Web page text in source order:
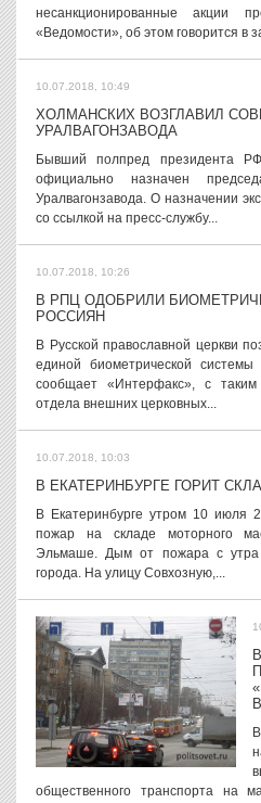
несанкционированные акции
«Ведомости», об этом говорится в
10.07.2018, 10:49
ХОЛМАНСКИХ ВОЗГЛАВИЛ
УРАЛВАГОНЗАВОДА
Бывший полпред президента
официально назначен
Уралвагонзавода. О назначении
со ссылкой на пресс-службу...
10.07.2018, 10:26
В РПЦ ОДОБРИЛИ
РОССИЯН
В Русской православной церкви
единой биометрической
сообщает «Интерфакс», с
отдела внешних церковных...
10.07.2018, 10:03
В ЕКАТЕРИНБУРГЕ ГОРИТ
В Екатеринбурге утром 10 июля
пожар на складе моторного
Эльмаше. Дым от пожара с
города. На улицу Совхозную,...
общественного транспорта на